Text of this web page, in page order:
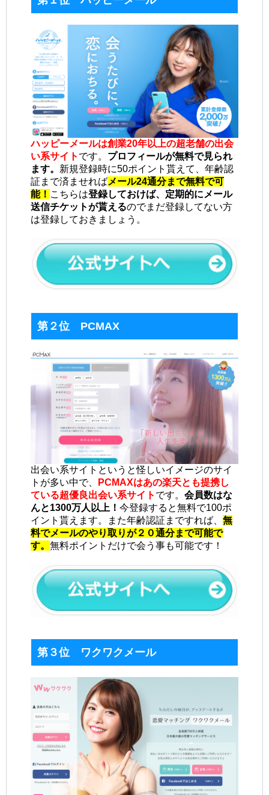
ハッピーメールは創業20年以上の超老舗の出会
い系サイト です。 プロフィールが無料で見られ
ます。 新規登録時に50ポイント貰えて、年齢認
証まで済ませればメール24通分まで無料で可
能！ こちらは登録しておけば、定期的にメール
送信チケットが貰えるのでまだ登録してない方
は登録しておきましょう。
第２位 PCMAX
出会い系サイトというと怪しいイメージのサイ
トが多い中で、
PCMAXはあの楽天とも提携し
ている超優良出会い系サイト です。 会員数はな
んと1300万人以上！ 今登録すると無料で100ポ
イント貰えます。また年齢認証まですれば、 無
料でメールのやり取りが２０通分まで可能で
す。 無料ポイントだけで会う事も可能です！
第３位 ワクワクメール